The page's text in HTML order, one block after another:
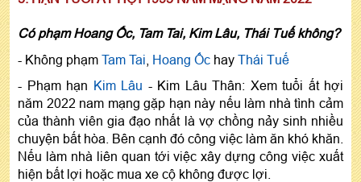
Có phạm Hoang Ốc, Tam Tai, Kim Lâu, Thái Tuế không?
- Không phạm Tam Tai Hoang Ốc hay Thái Tuế
- Phạm hạn Kim Lâu - Kim Lâu Thân: Xem tuổi ất hợi
năm 2022 nam mạng gặp hạn này nếu làm nhà tình cảm
của thành viên gia đạo nhất là vợ chồng nảy sinh nhiều
chuyện bất hòa. Bên cạnh đó công việc làm ăn khó khăn.
Nếu làm nhà liên quan tới việc xây dựng công việc xuất
hiện bất lợi hoặc mua xe cộ không được lợi.